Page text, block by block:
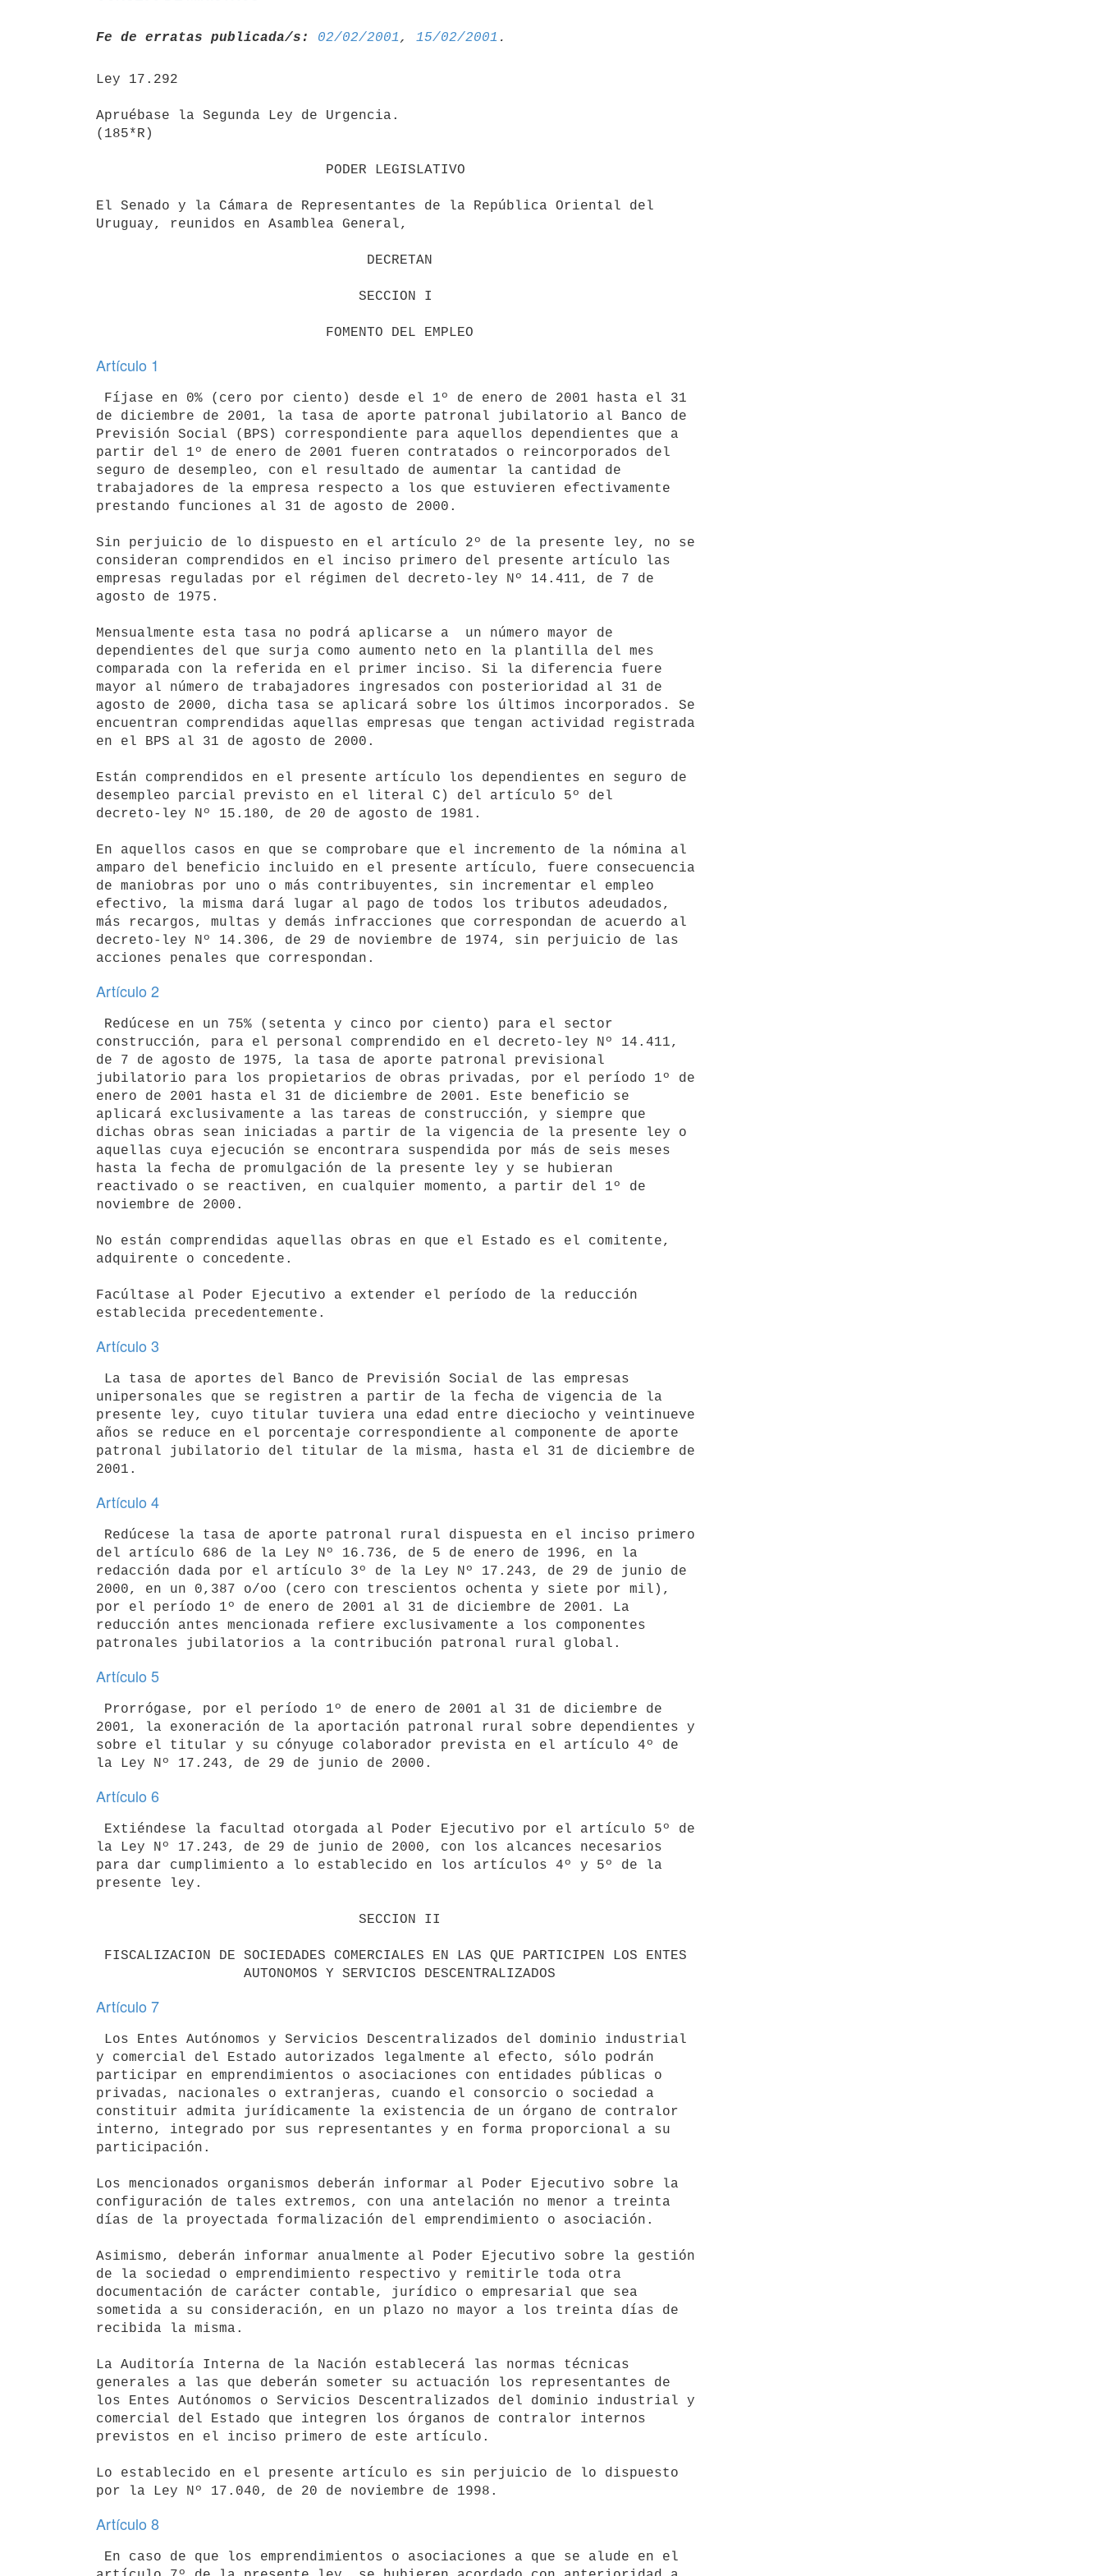
Fe de erratas publicada/s: 02/02/2001 , 15/02/2001
Ley 17.292
Apruébase la Segunda Ley de Urgencia.
(185*R)
El Senado y la Cámara de Representantes de la República Oriental del
Uruguay, reunidos en Asamblea General,
Artículo 1
de diciembre de 2001, la tasa de aporte patronal jubilatorio al Banco de
Previsión Social (BPS) correspondiente para aquellos dependientes que a
partir del 1º de enero de 2001 fueren contratados o reincorporados del
seguro de desempleo, con el resultado de aumentar la cantidad de
trabajadores de la empresa respecto a los que estuvieren efectivamente
prestando funciones al 31 de agosto de 2000.
Sin perjuicio de lo dispuesto en el artículo 2º de la presente ley, no se
consideran comprendidos en el inciso primero del presente artículo las
empresas reguladas por el régimen del decreto-ley Nº 14.411, de 7 de
agosto de 1975.
Mensualmente esta tasa no podrá aplicarse a  un número mayor de
dependientes del que surja como aumento neto en la plantilla del mes
comparada con la referida en el primer inciso. Si la diferencia fuere
mayor al número de trabajadores ingresados con posterioridad al 31 de
agosto de 2000, dicha tasa se aplicará sobre los últimos incorporados. Se
encuentran comprendidas aquellas empresas que tengan actividad registrada
en el BPS al 31 de agosto de 2000.
Están comprendidos en el presente artículo los dependientes en seguro de
desempleo parcial previsto en el literal C) del artículo 5º del
decreto-ley Nº 15.180, de 20 de agosto de 1981.
En aquellos casos en que se comprobare que el incremento de la nómina al
amparo del beneficio incluido en el presente artículo, fuere consecuencia
de maniobras por uno o más contribuyentes, sin incrementar el empleo
efectivo, la misma dará lugar al pago de todos los tributos adeudados,
más recargos, multas y demás infracciones que correspondan de acuerdo al
decreto-ley Nº 14.306, de 29 de noviembre de 1974, sin perjuicio de las
Artículo 2
construcción, para el personal comprendido en el decreto-ley Nº 14.411,
de 7 de agosto de 1975, la tasa de aporte patronal previsional
jubilatorio para los propietarios de obras privadas, por el período 1º de
enero de 2001 hasta el 31 de diciembre de 2001. Este beneficio se
aplicará exclusivamente a las tareas de construcción, y siempre que
dichas obras sean iniciadas a partir de la vigencia de la presente ley o
aquellas cuya ejecución se encontrara suspendida por más de seis meses
hasta la fecha de promulgación de la presente ley y se hubieran
reactivado o se reactiven, en cualquier momento, a partir del 1º de
noviembre de 2000.
No están comprendidas aquellas obras en que el Estado es el comitente,
adquirente o concedente.
Facúltase al Poder Ejecutivo a extender el período de la reducción
Artículo 3
unipersonales que se registren a partir de la fecha de vigencia de la
presente ley, cuyo titular tuviera una edad entre dieciocho y veintinueve
años se reduce en el porcentaje correspondiente al componente de aporte
patronal jubilatorio del titular de la misma, hasta el 31 de diciembre de
Artículo 4
del artículo 686 de la Ley Nº 16.736, de 5 de enero de 1996, en la
redacción dada por el artículo 3º de la Ley Nº 17.243, de 29 de junio de
2000, en un 0,387 o/oo (cero con trescientos ochenta y siete por mil),
por el período 1º de enero de 2001 al 31 de diciembre de 2001. La
reducción antes mencionada refiere exclusivamente a los componentes
Artículo 5
2001, la exoneración de la aportación patronal rural sobre dependientes y
sobre el titular y su cónyuge colaborador prevista en el artículo 4º de
Artículo 6
la Ley Nº 17.243, de 29 de junio de 2000, con los alcances necesarios
para dar cumplimiento a lo establecido en los artículos 4º y 5º de la
presente ley.
Artículo 7
y comercial del Estado autorizados legalmente al efecto, sólo podrán
participar en emprendimientos o asociaciones con entidades públicas o
privadas, nacionales o extranjeras, cuando el consorcio o sociedad a
constituir admita jurídicamente la existencia de un órgano de contralor
interno, integrado por sus representantes y en forma proporcional a su
participación.
Los mencionados organismos deberán informar al Poder Ejecutivo sobre la
configuración de tales extremos, con una antelación no menor a treinta
días de la proyectada formalización del emprendimiento o asociación.
Asimismo, deberán informar anualmente al Poder Ejecutivo sobre la gestión
de la sociedad o emprendimiento respectivo y remitirle toda otra
documentación de carácter contable, jurídico o empresarial que sea
sometida a su consideración, en un plazo no mayor a los treinta días de
recibida la misma.
La Auditoría Interna de la Nación establecerá las normas técnicas
generales a las que deberán someter su actuación los representantes de
los Entes Autónomos o Servicios Descentralizados del dominio industrial y
comercial del Estado que integren los órganos de contralor internos
previstos en el inciso primero de este artículo.
Lo establecido en el presente artículo es sin perjuicio de lo dispuesto
Artículo 8